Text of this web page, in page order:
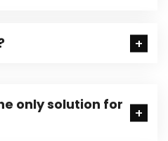
only solution for